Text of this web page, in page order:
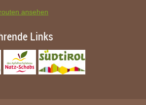
ansehen
Links